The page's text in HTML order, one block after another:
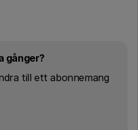
gånger?
till ett abonnemang